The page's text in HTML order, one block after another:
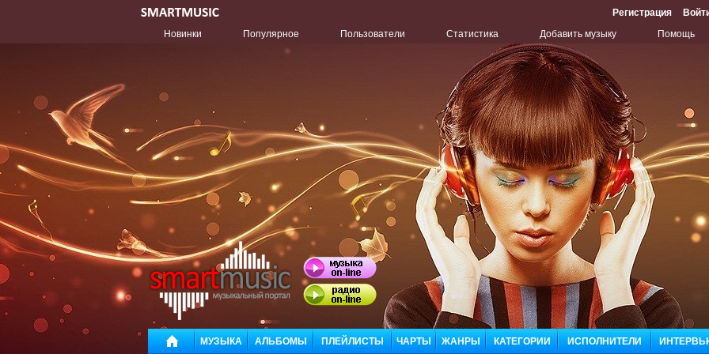
Регистрация
Новинки
Популярное Пользователи Статистика Добавить музыку Помощь
МУЗЫКА АЛЬБОМЫ ПЛЕЙЛИСТЫ ЧАРТЫ ЖАНРЫ КАТЕГОРИИ ИСПОЛНИТЕЛИ